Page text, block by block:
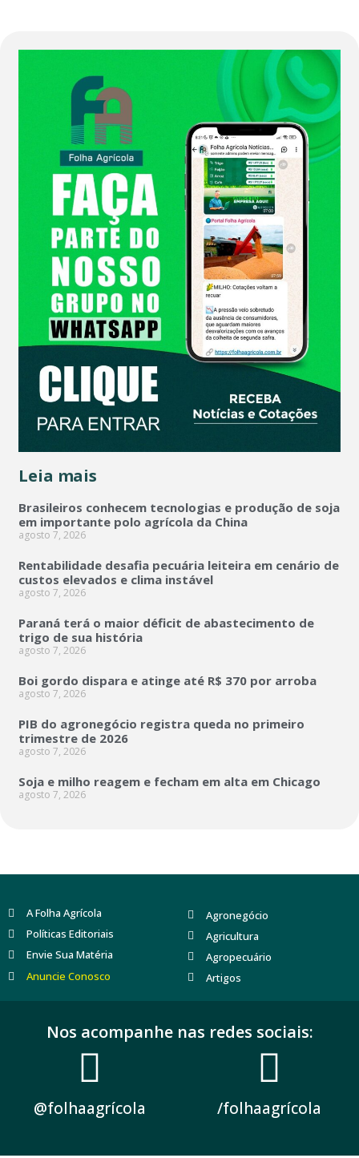
Leia mais
Brasileiros conhecem tecnologias e produção de soja
em importante polo agrícola da China
agosto 7, 2026
Rentabilidade desafia pecuária leiteira em cenário de
custos elevados e clima instável
agosto 7, 2026
Paraná terá o maior déficit de abastecimento de
trigo de sua história
agosto 7, 2026
Boi gordo dispara e atinge até R$ 370 por arroba
agosto 7, 2026
PIB do agronegócio registra queda no primeiro
trimestre de 2026
agosto 7, 2026
Soja e milho reagem e fecham em alta em Chicago
agosto 7, 2026
A Folha Agrícola
Políticas Editoriais
Envie Sua Matéria
Anuncie Conosco
Agronegócio
Agricultura
Agropecuário
Artigos
Nos acompanhe nas redes sociais:
@folhaagrícola /folhaagrícola